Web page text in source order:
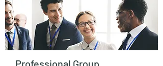
Professional Group